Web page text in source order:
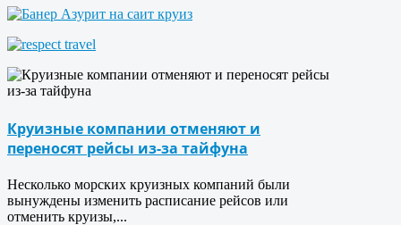
Круизные компании отменяют и
переносят рейсы из-за тайфуна
Несколько морских круизных компаний были
вынуждены изменить расписание рейсов или
отменить круизы,...